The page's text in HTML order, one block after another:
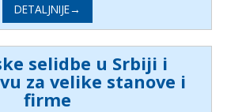
DETALJNIJE→
selidbe u Srbiji i
za velike stanove i
firme